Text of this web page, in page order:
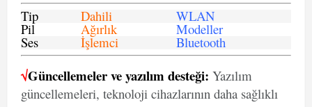
Tip
Dahili WLAN
Pil Ağırlık Modeller
Ses İşlemci Bluetooth
√Güncellemeler ve yazılım desteği: Yazılım
güncellemeleri, teknoloji cihazlarının daha sağlıklı